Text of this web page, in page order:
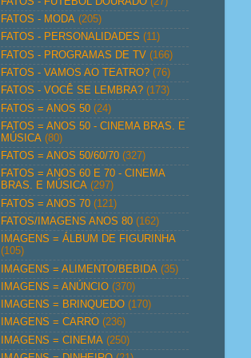
FATOS - MODA (205)
FATOS - PERSONALIDADES (11)
FATOS - PROGRAMAS DE TV (166)
FATOS - VAMOS AO TEATRO? (76)
FATOS - VOCÊ SE LEMBRA? (173)
FATOS = ANOS 50 (24)
FATOS = ANOS 50 - CINEMA BRAS. E
MÚSICA (80)
FATOS = ANOS 50/60/70 (327)
FATOS = ANOS 60 E 70 - CINEMA
BRAS. E MÚSICA (297)
FATOS = ANOS 70 (121)
FATOS/IMAGENS ANOS 80 (162)
IMAGENS = ÁLBUM DE FIGURINHA
(105)
IMAGENS = ALIMENTO/BEBIDA (35)
IMAGENS = ANÚNCIO (370)
IMAGENS = BRINQUEDO (170)
IMAGENS = CARRO (236)
IMAGENS = CINEMA (250)